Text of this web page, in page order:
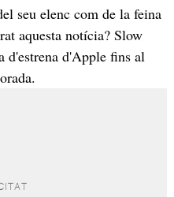
seu elenc com de la feina
aquesta notícia? Slow
d'estrena d'Apple fins al